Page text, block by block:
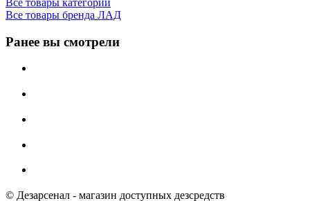
Все товары категории
Все товары бренда ЛАД
Ранее вы смотрели
© Дезарсенал - магазин доступных дезсредств